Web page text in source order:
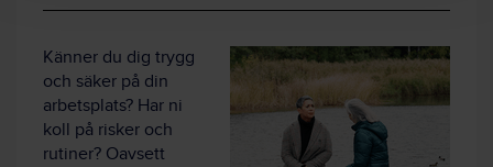
Känner du dig trygg
och säker på din
arbetsplats? Har ni
koll på risker och
rutiner? Oavsett